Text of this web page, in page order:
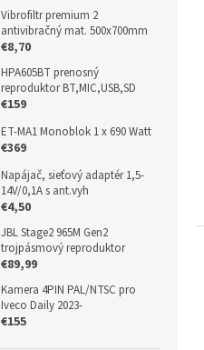
Vibrofiltr premium 2
antivibračný mat. 500x700mm
€8,70
HPA605BT prenosný
reproduktor BT,MIC,USB,SD
€159
ET-MA1 Monoblok 1 x 690 Watt
€369
Napájač, sieťový adaptér 1,5-
14V/0,1A s ant.vyh
€4,50
JBL Stage2 965M Gen2
trojpásmový reproduktor
€89,99
Kamera 4PIN PAL/NTSC pro
Iveco Daily 2023-
€155